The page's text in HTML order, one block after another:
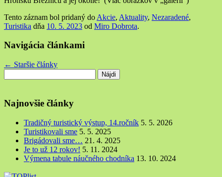
Tento záznam bol pridaný do Akcie, Aktuality, Nezaradené,
Turistika dňa 10. 5. 2023 od Miro Dobrota.
Navigácia článkami
← Staršie články
Najnovšie články
Tradičný turistický výstup, 14.ročník 5. 5. 2026
Turistikovali sme 5. 5. 2025
Brigádovali sme… 21. 4. 2025
Je to už 12 rokov! 5. 11. 2024
Výmena tabule náučného chodníka 13. 10. 2024